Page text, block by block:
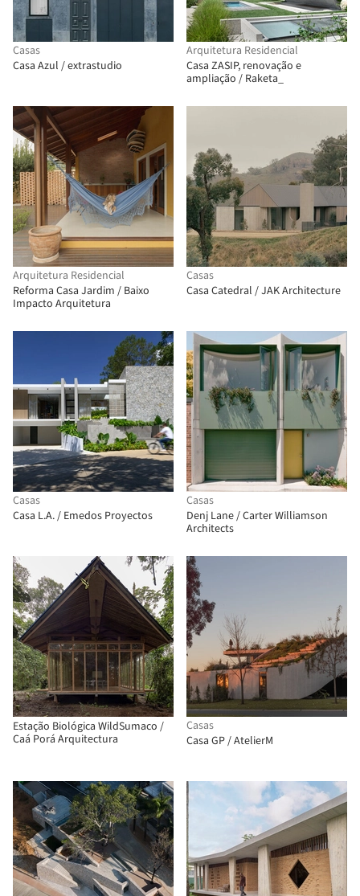
Casas
Casa Azul / extrastudio
Arquitetura Residencial
Casa ZASIP, renovação e
ampliação / Raketa_
Arquitetura Residencial
Reforma Casa Jardim / Baixo
Impacto Arquitetura
Casas
Casa Catedral / JAK Architecture
Casas
Casa L.A. / Emedos Proyectos
Casas
Denj Lane / Carter Williamson
Architects
Estação Biológica WildSumaco /
Caá Porá Arquitectura
Casas
Casa GP / AtelierM